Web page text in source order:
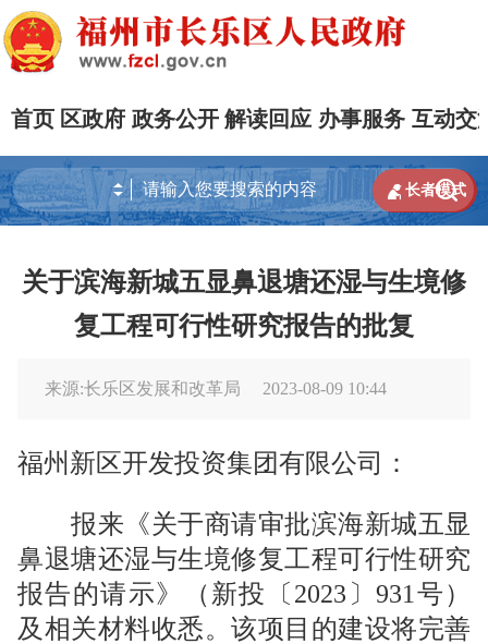
首页 区政府 政务公开 解读回应 办事服务 互动交

 长者模式
关于滨海新城五显鼻退塘还湿与生境修
复工程可行性研究报告的批复
来源:长乐区发展和改革局 2023-08-09 10:44
福州新区开发投资集团有限公司：
报来《关于商请审批滨海新城五显
鼻退塘还湿与生境修复工程可行性研究
报告的请示》（新投〔2023 〕931 号）
及相关材料收悉。该项目的建设将完善